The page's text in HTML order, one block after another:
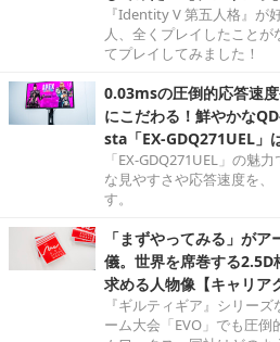
『Identity V 第五人格』が
人、全くプレイしたこと
てプレイしてみました！
0.03msの圧倒的応答速
にこだわる！鮮やかな
sta「EX-GDQ271UEL」
「EX-GDQ271UEL」の魅
な見やすさや応答速度を、
す。
「まずやってみる」が
儀。世界を席巻する2.5D
求める人物像【キャリア
『ギルティギア』シリー
ーム大会「EVO」でも圧